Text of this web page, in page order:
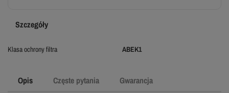
Opis Częste pytania Gwarancja
Szczegóły
Klasa ochrony filtra ABEK1